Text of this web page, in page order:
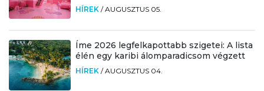
HÍREK /AUGUSZTUS 05.
Íme 2026 legfelkapottabb szigetei: A lista
élén egy karibi álomparadicsom végzett
HÍREK /AUGUSZTUS 04.